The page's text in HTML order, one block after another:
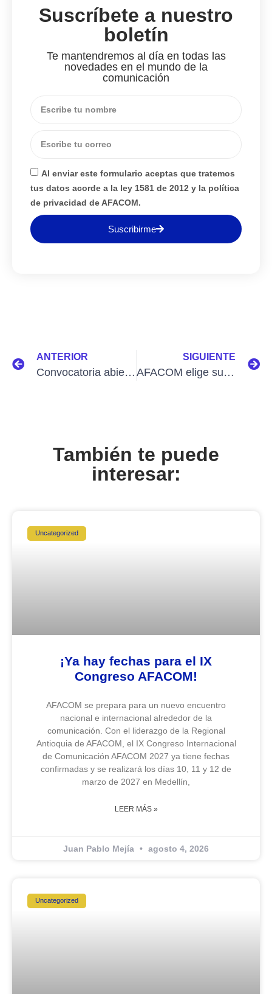
Suscríbete a nuestro
boletín
Te mantendremos al día en todas las
novedades en el mundo de la
comunicación
Al enviar este formulario aceptas que tratemos
tus datos acorde a la ley 1581 de 2012 y la política
de privacidad de AFACOM.
Suscribirme
ANTERIOR
Convocatoria abierta para la novena edición de la Revista Escópica: “Ciudades Invisibles” del programa de Comunicación Social de la Fundación Universitaria de Popayán.
SIGUIENTE
AFACOM elige su nuevo Consejo Directivo en el marco del VIII Congreso Internacional de Comunicación 2026 en Manizales
También te puede
interesar:
Uncategorized
¡Ya hay fechas para el IX
Congreso AFACOM!
AFACOM se prepara para un nuevo encuentro
nacional e internacional alrededor de la
comunicación. Con el liderazgo de la Regional
Antioquia de AFACOM, el IX Congreso Internacional
de Comunicación AFACOM 2027 ya tiene fechas
confirmadas y se realizará los días 10, 11 y 12 de
marzo de 2027 en Medellín,
LEER MÁS »
Juan Pablo Mejía agosto 4, 2026
Uncategorized